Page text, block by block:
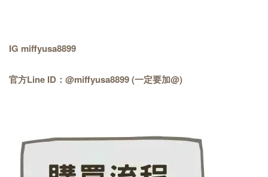
IG miffyusa8899
官方Line ID：@miffyusa8899 (一定要加@)